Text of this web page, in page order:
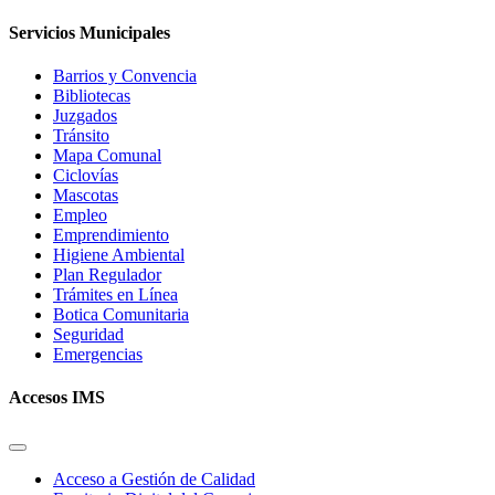
Servicios Municipales
Barrios y Convencia
Bibliotecas
Juzgados
Tránsito
Mapa Comunal
Ciclovías
Mascotas
Empleo
Emprendimiento
Higiene Ambiental
Plan Regulador
Trámites en Línea
Botica Comunitaria
Seguridad
Emergencias
Accesos IMS
Acceso a Gestión de Calidad